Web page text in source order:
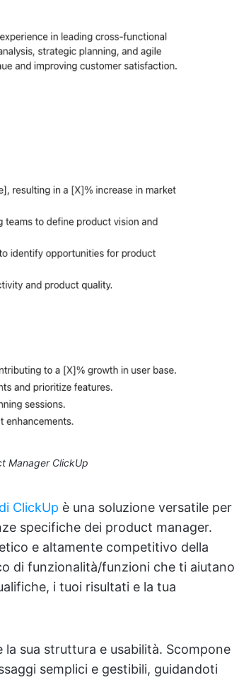
Manager ClickUp
ClickUp è una soluzione versatile per
specifiche dei product manager.
e altamente competitivo della
di funzionalità/funzioni che ti aiutano
i tuoi risultati e la tua
sua struttura e usabilità. Scompone
semplici e gestibili, guidandoti